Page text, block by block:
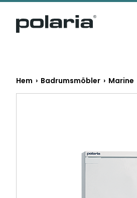
https://polaria.fi/name
Hem › Badrumsmöbler › Marine